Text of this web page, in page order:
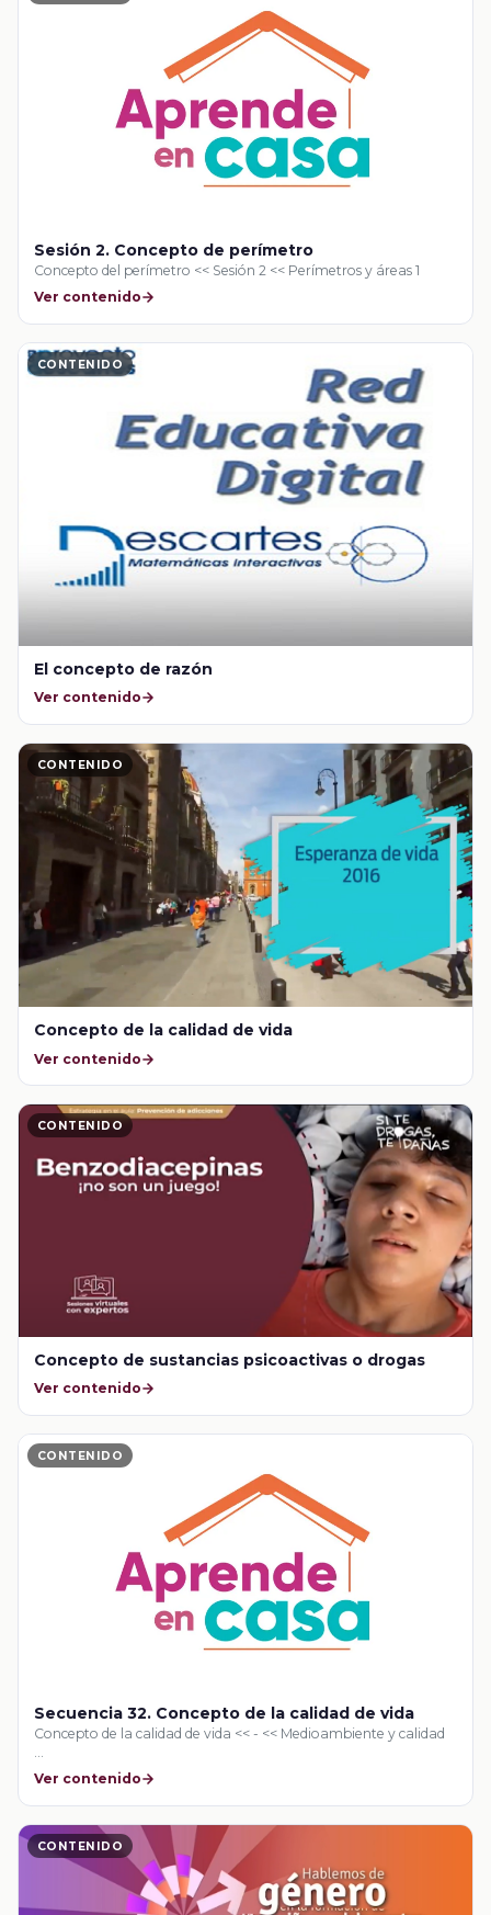
Sesión 2. Concepto de perímetro
Concepto del perímetro << Sesión 2 << Perímetros y áreas 1
Ver contenido
CONTENIDO
El concepto de razón
Ver contenido
CONTENIDO
Concepto de la calidad de vida
Ver contenido
CONTENIDO
Concepto de sustancias psicoactivas o drogas
Ver contenido
CONTENIDO
Secuencia 32. Concepto de la calidad de vida
Concepto de la calidad de vida << - << Medioambiente y calidad
Ver contenido
CONTENIDO